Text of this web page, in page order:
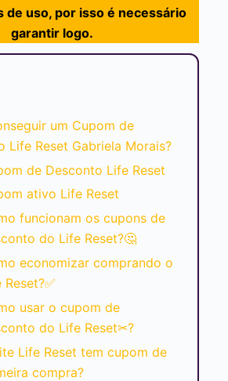
de uso, por isso é necessário
garantir logo.
um Cupom de
Life Reset Gabriela Morais?
de Desconto Life Reset
ativo Life Reset
funcionam os cupons de
do Life Reset?🤔
economizar comprando o
Reset?✅
usar o cupom de
do Life Reset✂?
Life Reset tem cupom de
compra?